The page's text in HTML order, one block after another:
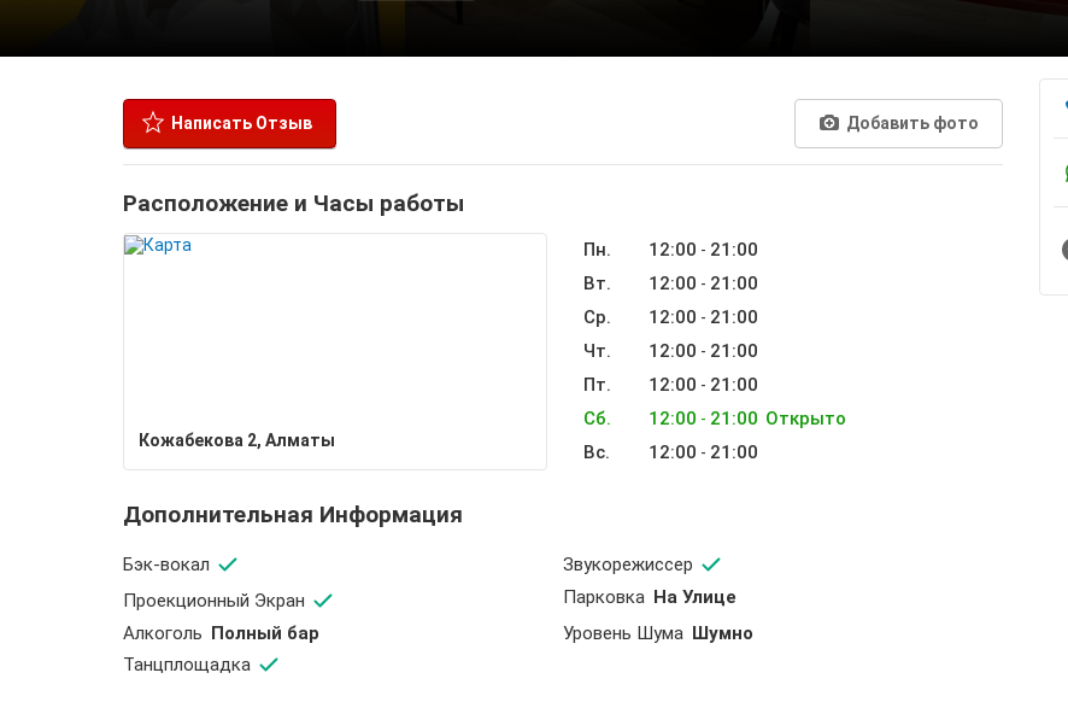
Написать Отзыв Добавить фото
Расположение и Часы работы
Кожабекова 2, Алматы
Пн. 12:00 - 21:00
Вт.
12:00 - 21:00
Ср.
12:00 - 21:00
Чт.
12:00 - 21:00
Пт.
12:00 - 21:00
Сб.
12:00 - 21:00 Открыто
Вс.
12:00 - 21:00
Дополнительная Информация
Бэк-вокал
Звукорежиссер
Проекционный Экран
Парковка На Улице
Aлкоголь Полный бар Уровень Шума Шумно
Танцплощадка